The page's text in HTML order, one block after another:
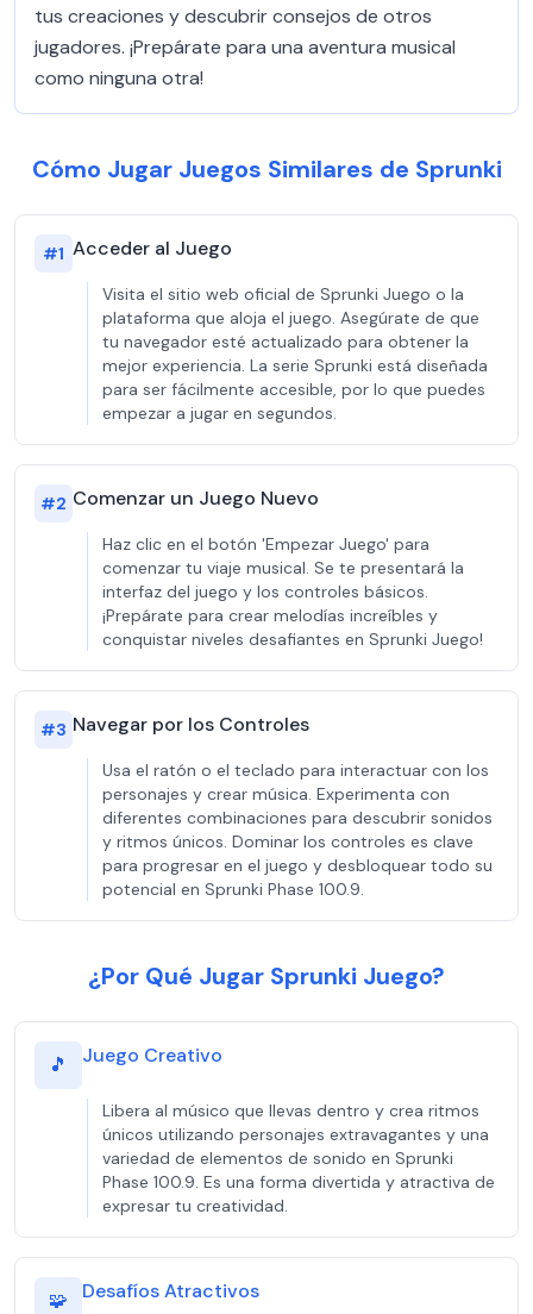
tus creaciones y descubrir consejos de otros
jugadores. ¡Prepárate para una aventura musical
como ninguna otra!
Cómo Jugar Juegos Similares de Sprunki
#1 Acceder al Juego
Visita el sitio web oficial de Sprunki Juego o la
plataforma que aloja el juego. Asegúrate de que
tu navegador esté actualizado para obtener la
mejor experiencia. La serie Sprunki está diseñada
para ser fácilmente accesible, por lo que puedes
empezar a jugar en segundos.
#2 Comenzar un Juego Nuevo
Haz clic en el botón 'Empezar Juego' para
comenzar tu viaje musical. Se te presentará la
interfaz del juego y los controles básicos.
¡Prepárate para crear melodías increíbles y
conquistar niveles desafiantes en Sprunki Juego!
#3 Navegar por los Controles
Usa el ratón o el teclado para interactuar con los
personajes y crear música. Experimenta con
diferentes combinaciones para descubrir sonidos
y ritmos únicos. Dominar los controles es clave
para progresar en el juego y desbloquear todo su
potencial en Sprunki Phase 100.9.
¿Por Qué Jugar Sprunki Juego?
🎵 Juego Creativo
Libera al músico que llevas dentro y crea ritmos
únicos utilizando personajes extravagantes y una
variedad de elementos de sonido en Sprunki
Phase 100.9. Es una forma divertida y atractiva de
expresar tu creatividad.
🧩 Desafíos Atractivos